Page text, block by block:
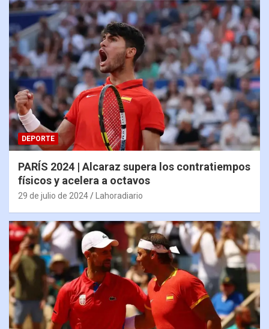
DEPORTE
PARÍS 2024 | Alcaraz supera los contratiempos
físicos y acelera a octavos
29 de julio de 2024 Lahoradiario